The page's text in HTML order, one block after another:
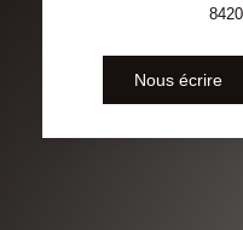
Nous écrire